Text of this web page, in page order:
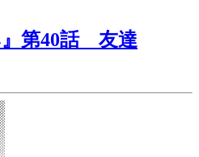
』第40話 友達